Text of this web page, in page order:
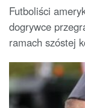
Futboliści
dogrywce
ramach szóstej